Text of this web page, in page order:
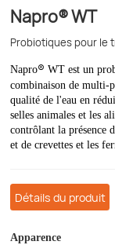
Napro® WT
Probiotiques pour le
Napro® WT est un
combinaison de multi-
qualité de l'eau en
selles animales et les
contrôlant la présence
et de crevettes et les
Détails du produit
Apparence